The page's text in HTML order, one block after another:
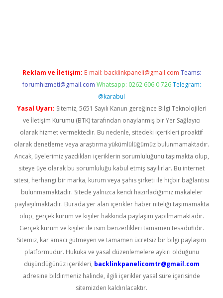
Reklam ve İletişim: E-mail: backlinkpaneli@gmail.com Teams:
forumhizmeti@gmail.com Whatsapp: 0262 606 0 726 Telegram:
@karabul
Yasal Uyarı: Sitemiz, 5651 Sayılı Kanun gereğince Bilgi Teknolojileri
ve İletişim Kurumu (BTK) tarafından onaylanmış bir Yer Sağlayıcı
olarak hizmet vermektedir. Bu nedenle, sitedeki içerikleri proaktif
olarak denetleme veya araştırma yükümlülüğümüz bulunmamaktadır.
Ancak, üyelerimiz yazdıkları içeriklerin sorumluluğunu taşımakta olup,
siteye üye olarak bu sorumluluğu kabul etmiş sayılırlar. Bu internet
sitesi, herhangi bir marka, kurum veya şahıs şirketi ile hiçbir bağlantısı
bulunmamaktadır. Sitede yalnızca kendi hazırladığımız makaleler
paylaşılmaktadır. Burada yer alan içerikler haber niteliği taşımamakta
olup, gerçek kurum ve kişiler hakkında paylaşım yapılmamaktadır.
Gerçek kurum ve kişiler ile isim benzerlikleri tamamen tesadüfidir.
Sitemiz, kar amacı gütmeyen ve tamamen ücretsiz bir bilgi paylaşım
platformudur. Hukuka ve yasal düzenlemelere aykırı olduğunu
düşündüğünüz içerikleri, backlinkpanelicomtr@gmail.com
adresine bildirmeniz halinde, ilgili içerikler yasal süre içerisinde
sitemizden kaldırılacaktır.